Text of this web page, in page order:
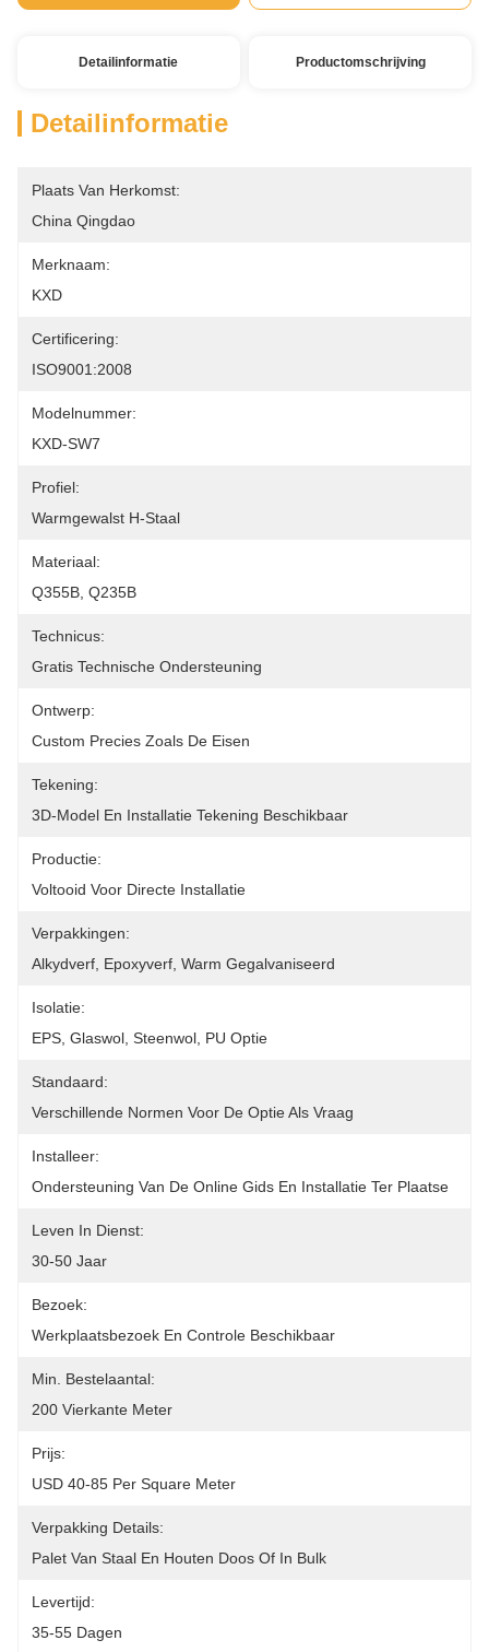
Detailinformatie Productomschrijving
Detailinformatie
Plaats Van Herkomst:
China Qingdao
Merknaam:
KXD
Certificering:
ISO9001:2008
Modelnummer:
KXD-SW7
Profiel:
Warmgewalst H-Staal
Materiaal:
Q355B, Q235B
Technicus:
Gratis Technische Ondersteuning
Ontwerp:
Custom Precies Zoals De Eisen
Tekening:
3D-Model En Installatie Tekening Beschikbaar
Productie:
Voltooid Voor Directe Installatie
Verpakkingen:
Alkydverf, Epoxyverf, Warm Gegalvaniseerd
Isolatie:
EPS, Glaswol, Steenwol, PU Optie
Standaard:
Verschillende Normen Voor De Optie Als Vraag
Installeer:
Ondersteuning Van De Online Gids En Installatie Ter Plaatse
Leven In Dienst:
30-50 Jaar
Bezoek:
Werkplaatsbezoek En Controle Beschikbaar
Min. Bestelaantal:
200 Vierkante Meter
Prijs:
USD 40-85 Per Square Meter
Verpakking Details:
Palet Van Staal En Houten Doos Of In Bulk
Levertijd:
35-55 Dagen